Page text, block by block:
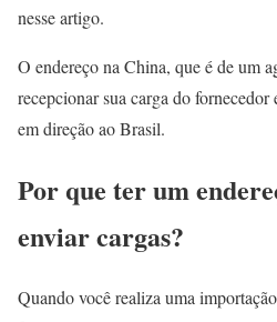
nesse artigo.
O endereço na China, que é de um
recepcionar sua carga do fornecedor
em direção ao Brasil.
Por que ter um
enviar cargas?
Quando você realiza uma